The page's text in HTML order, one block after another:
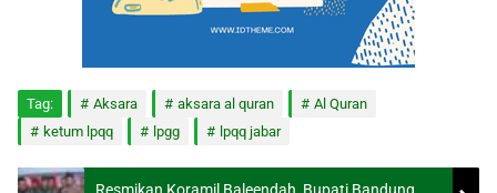
Tag: Aksara aksara al quran
Al Quran
ketum lpqq
lpgg lpqq jabar